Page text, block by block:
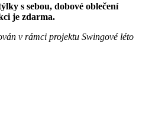
s sebou, dobové oblečení
je zdarma.
v rámci projektu Swingové léto